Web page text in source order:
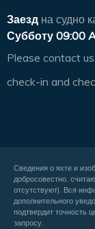
Заезд на судно
Субботу 09:00
Please contact
check-in and
Сведения о яхте и
добросовестно,
отсутствуют). Вся
дополнительного
подтвердит точность
запросу.